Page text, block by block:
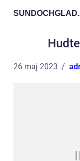
SUNDOCHGLAD.
26 maj 2023